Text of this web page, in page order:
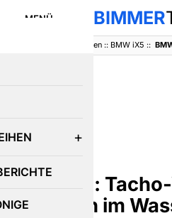
MENÜ BIMMER
Baureihen:: BMW iX5 ::
BMW iX5:
200 km/h im